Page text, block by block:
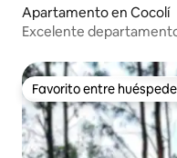
Apartamento en Cocolí
Excelente
Favorito entre
Favorito entre